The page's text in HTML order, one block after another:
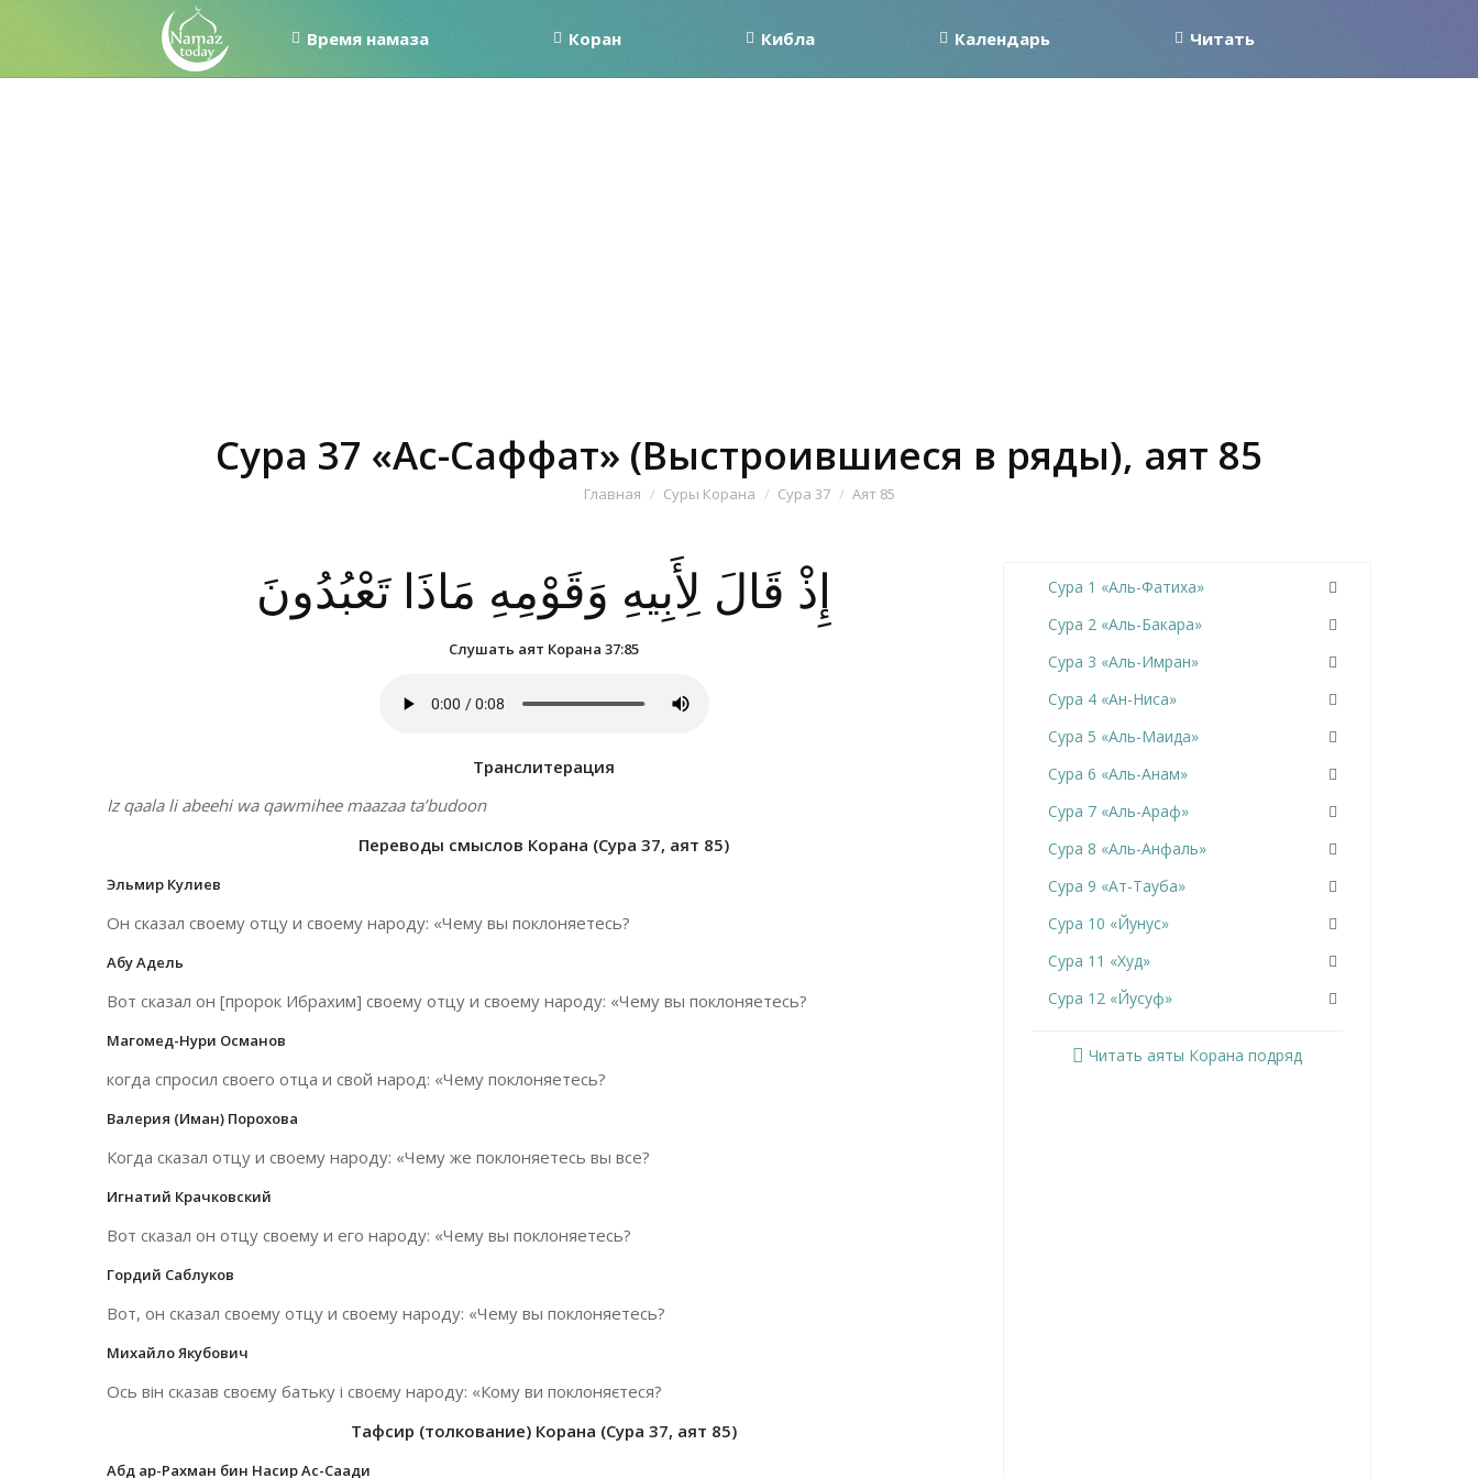
Время намаза Коран Кибла Календарь Читать
Сура 37 «Ас-Саффат» (Выстроившиеся в ряды), аят 85
Вы здесь:
Главная Суры Корана Сура 37 Аят 85
إِذْ قَالَ لِأَبِيهِ وَقَوْمِهِ مَاذَا تَعْبُدُونَ
Слушать аят Корана 37:85
Транслитерация
Iz qaala li abeehi wa qawmihee maazaa ta’budoon
Переводы смыслов Корана (Сура 37, аят 85)
Эльмир Кулиев
Он сказал своему отцу и своему народу: «Чему вы поклоняетесь?
Абу Адель
Вот сказал он [пророк Ибрахим] своему отцу и своему народу: «Чему вы поклоняетесь?
Магомед-Нури Османов
когда спросил своего отца и свой народ: «Чему поклоняетесь?
Валерия (Иман) Порохова
Когда сказал отцу и своему народу: «Чему же поклоняетесь вы все?
Игнатий Крачковский
Вот сказал он отцу своему и его народу: «Чему вы поклоняетесь?
Гордий Саблуков
Вот, он сказал своему отцу и своему народу: «Чему вы поклоняетесь?
Михайло Якубович
Ось він сказав своєму батьку і своєму народу: «Кому ви поклоняєтеся?
Тафсир (толкование) Корана (Сура 37, аят 85)
Абд ар-Рахман бин Насир Ас-Саади
Сура 1 «Аль-Фатиха»
Сура 2 «Аль-Бакара»
Сура 3 «Аль-Имран»
Сура 4 «Ан-Ниса»
Сура 5 «Аль-Маида»
Сура 6 «Аль-Анам»
Сура 7 «Аль-Араф»
Сура 8 «Аль-Анфаль»
Сура 9 «Ат-Тауба»
Сура 10 «Йунус»
Сура 11 «Худ»
Сура 12 «Йусуф»
Читать аяты Корана подряд